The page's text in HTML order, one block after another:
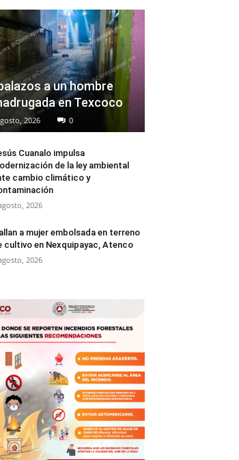
a un hombre
en Texcoco
2026 0
Cuanalo impulsa
de la ley ambiental
cambio climático y
2026
a mujer embolsada en terreno
cultivo en Nexquipayac, Atenco
2026